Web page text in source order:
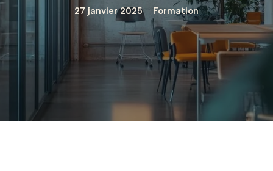
27 janvier 2025
Formation